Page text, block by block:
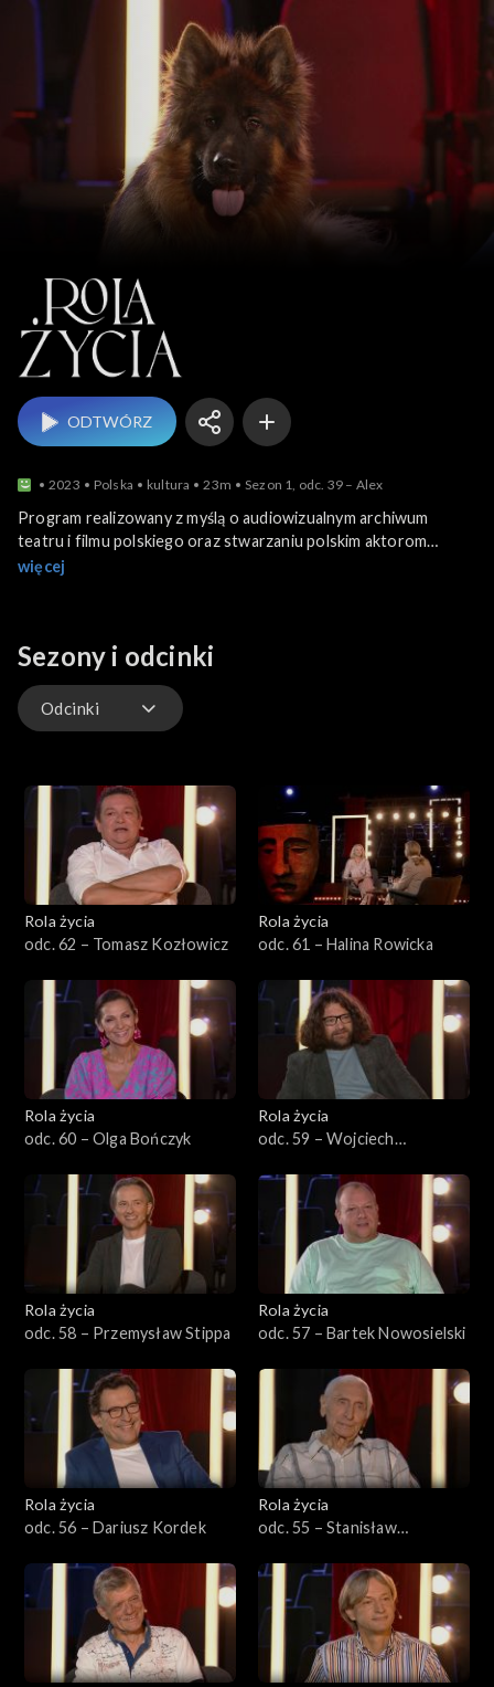
Rola życia
ODTWÓRZ
2023 Polska kultura 23m Sezon 1, odc. 39 – Alex
Program realizowany z myślą o audiowizualnym archiwum
teatru i filmu polskiego oraz stwarzaniu polskim aktorom
właściwej formy promocji ich twórczości w mediach. Spotkania
więcej
Sezony i odcinki
Odcinki
Rola życia
odc. 62 – Tomasz Kozłowicz
Rola życia
odc. 61 – Halina Rowicka
Rola życia
odc. 60 – Olga Bończyk
Rola życia
odc. 59 – Wojciech
Rola życia
odc. 58 – Przemysław Stippa
Rola życia
odc. 57 – Bartek Nowosielski
Rola życia
odc. 56 – Dariusz Kordek
Rola życia
odc. 55 – Stanisław